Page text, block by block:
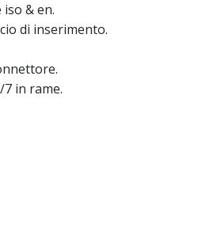
& en.
di inserimento.
in rame.